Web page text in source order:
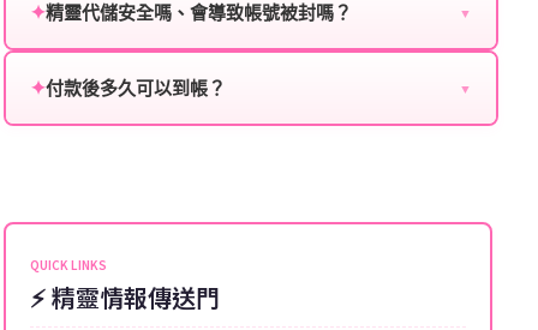
角色名稱：您遊戲中的角色名稱。
等級：角色的當前等級。
贈送、大額儲值優惠及節日限定活動，儲值最低6折
✦精靈代儲安全嗎、會導致帳號被封嗎？ ▼
單，不使用外掛程式、非法點數或異常儲值管道。您獲
✦付款後多久可以到帳？ ▼
可直接聯絡客服查詢訂單進度。
QUICK LINKS
⚡ 精靈情報傳送門